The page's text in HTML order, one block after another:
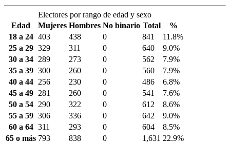
Electores por rango de edad y sexo
Edad
Mujeres Hombres No binario Total
%
18 a 24 403 438 0 841
11.8%
25 a 29 329 311 0 640
9.0%
30 a 34
289 273 0 562
7.9%
35 a 39 300 260 0 560
7.9%
40 a 44
256 230 0 486
6.8%
45 a 49
281 260 0 541
7.6%
50 a 54
290 322 0 612
8.6%
55 a 59 306 336 0 642
9.0%
60 a 64 311 293 0 604
8.5%
65 o más 793 838 0 1,631 22.9%